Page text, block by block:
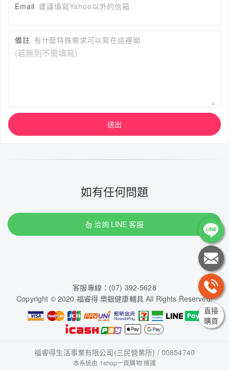
Email 建議填寫Yahoo以外的信箱
備註 有什麼特殊需求可以寫在這裡呦
送出
如有任何問題
洽詢 LINE 客服
客服專線：(07) 392-5628
Copyright © 2020 福睿得 樂銀健康輔具 All Rights Reserved.
福睿得生活事業有限公司(三民營業所) / 00854740
本系統由 1shop一頁購物維護
直接
購買